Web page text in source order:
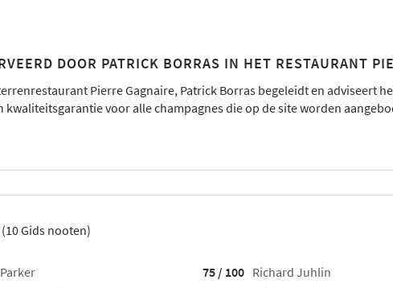
DOOR PATRICK BORRAS IN HET RESTAURANT
Pierre Gagnaire, Patrick Borras begeleidt en adviseert
kwaliteitsgarantie voor alle champagnes die op de site worden
(10Gids nooten)
Parker
75 / 100 Richard Juhlin